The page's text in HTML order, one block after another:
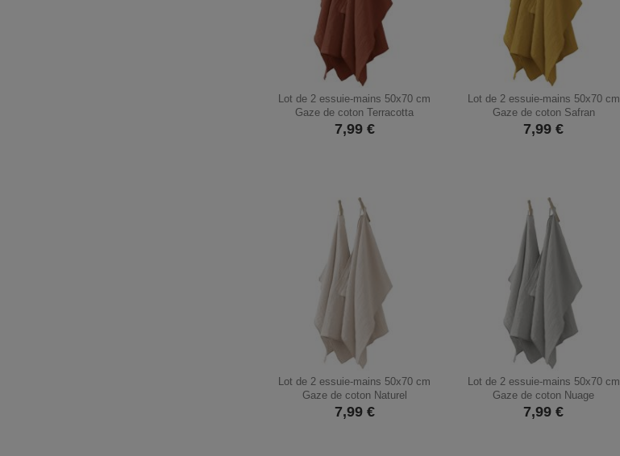
Lot de 2 essuie-mains 50x70 cm
Gaze de coton Terracotta
7,99€
Lot de 2 essuie-mains 50x70 cm
Gaze de coton Safran
7,99 €
Lot de 2 essuie-mains 50x70 cm
Gaze de coton Naturel
7,99€
Lot de 2 essuie-mains 50x70 cm
Gaze de coton Nuage
7,99 €